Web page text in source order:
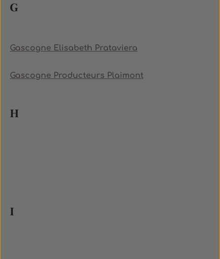
G
Gascogne Elisabeth Prataviera
Gascogne Producteurs Plaimont
H
I